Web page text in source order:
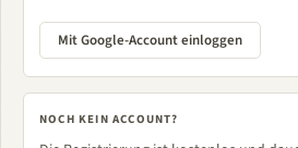
Mit Google-Account einloggen
NOCH KEIN ACCOUNT?